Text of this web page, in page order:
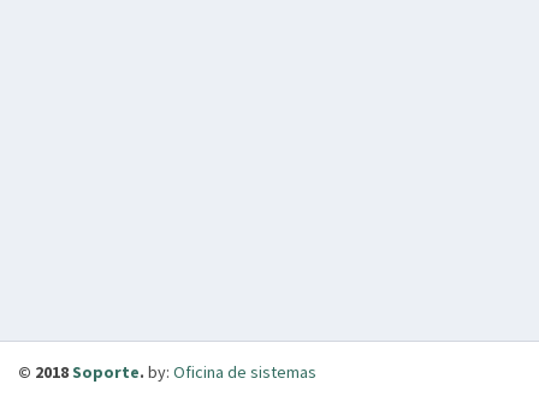
© 2018Soporte. by: Oficina de sistemas